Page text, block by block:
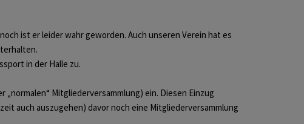
ist er leider wahr geworden. Auch unseren Verein hat es
in der Halle zu.
Mitgliederversammlung) ein. Diesen Einzug
auch auszugehen) davor noch eine Mitgliederversammlung